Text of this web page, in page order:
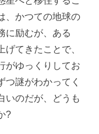
、かつての地球の
に励むが、ある
てきたことで、
がゆっくりしてお
つ謎がわかってく
いのだが、どうも
?